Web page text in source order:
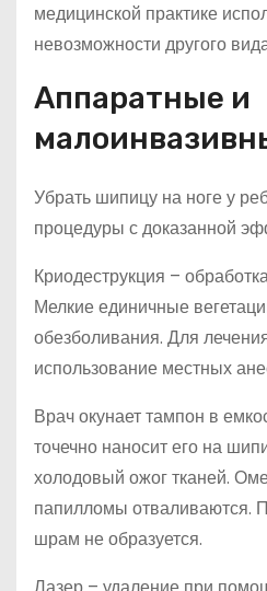
медицинской практике
невозможности другого
Аппаратные и
Убрать шипицу на ноге у
процедуры с доказанной
Криодеструкция –
Мелкие единичные
обезболивания. Для
использование местных
Врач окунает тампон в
точечно наносит его на
холодовый ожог тканей.
папилломы отваливаются.
шрам не образуется.